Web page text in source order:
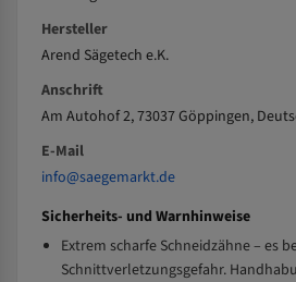
Hersteller
Arend Sägetech e.K.
Anschrift
Am Autohof 2, 73037 Göppingen,
E-Mail
info@saegemarkt.de
Sicherheits- und Warnhinweise
Extrem scharfe Schneidzähne – es
Schnittverletzungsgefahr.